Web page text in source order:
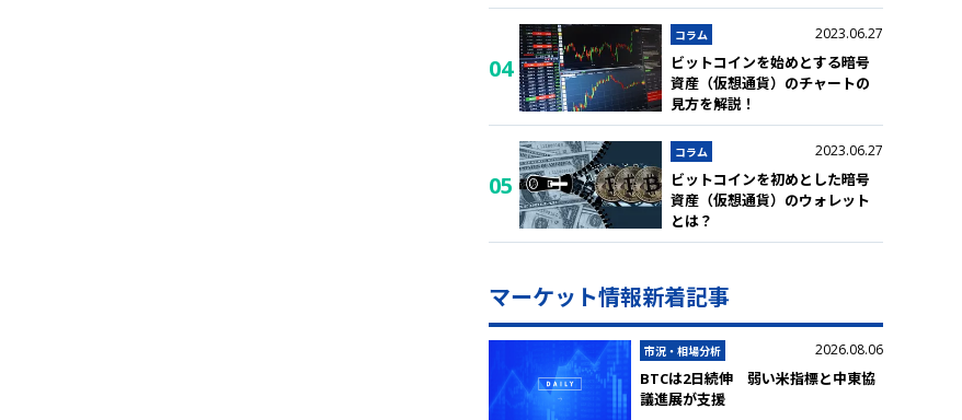
04
コラム 2023.06.27
ビットコインを始めとする暗号
資産（仮想通貨）のチャートの
見方を解説！
05
コラム 2023.06.27
ビットコインを初めとした暗号
資産（仮想通貨）のウォレット
とは？
マーケット情報新着記事
市況・相場分析 2026.08.06
BTCは2日続伸 弱い米指標と中東協
議進展が支援